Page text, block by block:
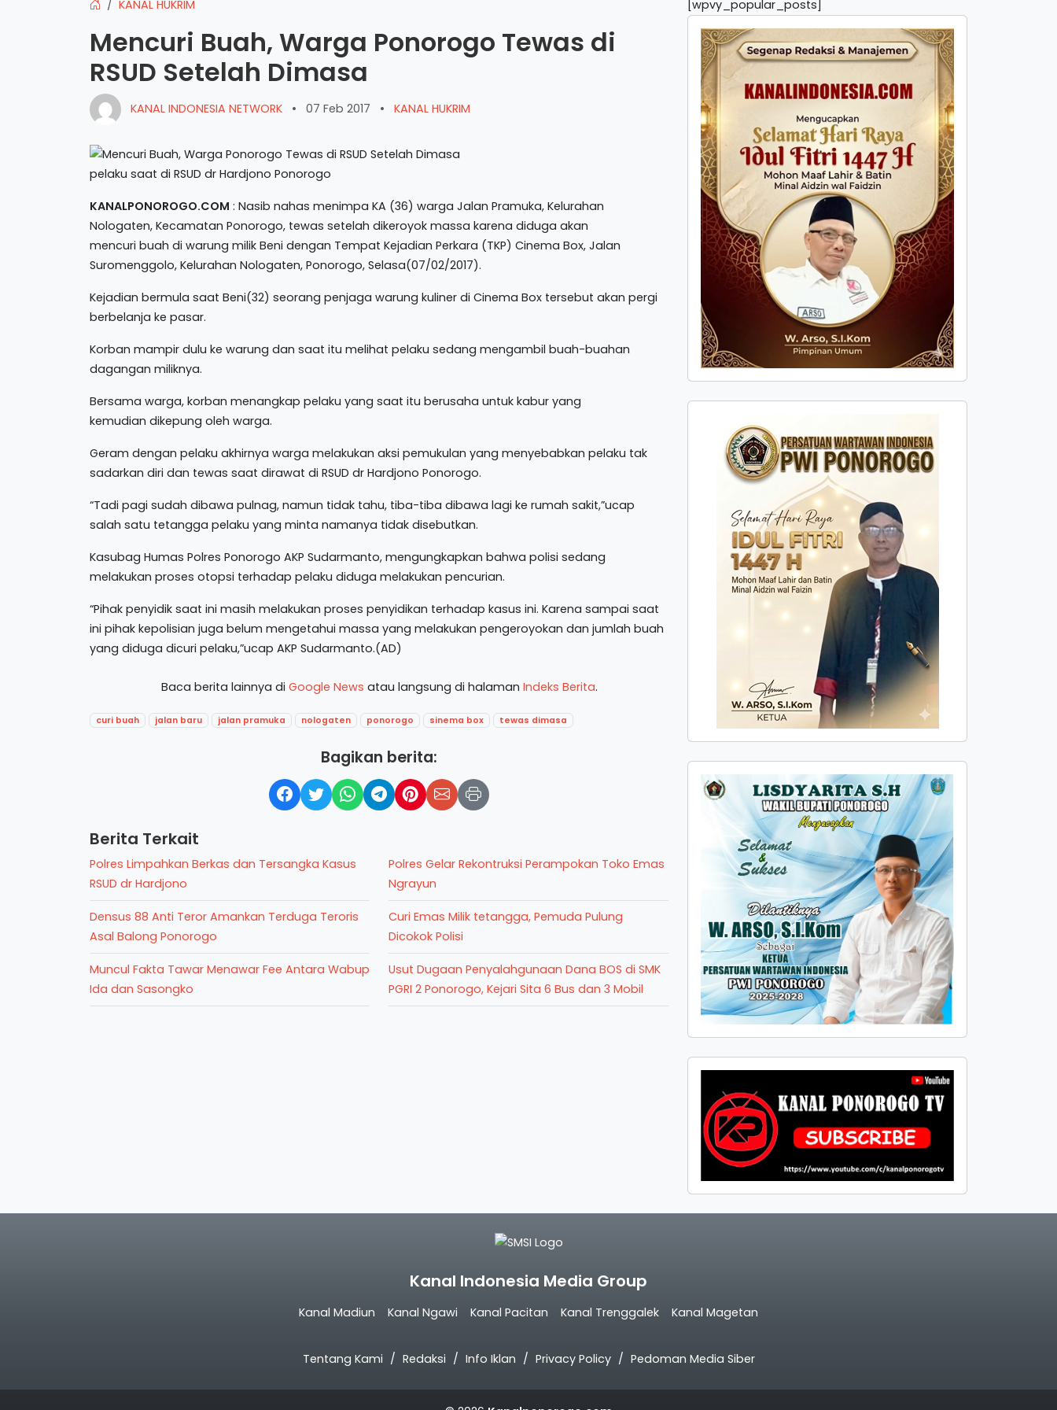
KANAL HUKRIM
Mencuri Buah, Warga Ponorogo Tewas di
RSUD Setelah Dimasa
KANAL INDONESIA NETWORK • 07 Feb 2017 • KANAL HUKRIM
pelaku saat di RSUD dr Hardjono Ponorogo
KANALPONOROGO.COM : Nasib nahas menimpa KA (36) warga Jalan Pramuka, Kelurahan
Nologaten, Kecamatan Ponorogo, tewas setelah dikeroyok massa karena diduga akan
mencuri buah di warung milik Beni dengan Tempat Kejadian Perkara (TKP) Cinema Box, Jalan
Suromenggolo, Kelurahan Nologaten, Ponorogo, Selasa(07/02/2017).
Kejadian bermula saat Beni(32) seorang penjaga warung kuliner di Cinema Box tersebut akan pergi
berbelanja ke pasar.
Korban mampir dulu ke warung dan saat itu melihat pelaku sedang mengambil buah-buahan
dagangan miliknya.
Bersama warga, korban menangkap pelaku yang saat itu berusaha untuk kabur yang
kemudian dikepung oleh warga.
Geram dengan pelaku akhirnya warga melakukan aksi pemukulan yang menyebabkan pelaku tak
sadarkan diri dan tewas saat dirawat di RSUD dr Hardjono Ponorogo.
“Tadi pagi sudah dibawa pulnag, namun tidak tahu, tiba-tiba dibawa lagi ke rumah sakit,”ucap
salah satu tetangga pelaku yang minta namanya tidak disebutkan.
Kasubag Humas Polres Ponorogo AKP Sudarmanto, mengungkapkan bahwa polisi sedang
melakukan proses otopsi terhadap pelaku diduga melakukan pencurian.
“Pihak penyidik saat ini masih melakukan proses penyidikan terhadap kasus ini. Karena sampai saat
ini pihak kepolisian juga belum mengetahui massa yang melakukan pengeroyokan dan jumlah buah
yang diduga dicuri pelaku,”ucap AKP Sudarmanto.(AD)
Baca berita lainnya di Google News atau langsung di halaman Indeks Berita.
curi buah jalan baru jalan pramuka nologaten ponorogo sinema box tewas dimasa
Bagikan berita:
Berita Terkait
Polres Limpahkan Berkas dan Tersangka Kasus
RSUD dr Hardjono
Densus 88 Anti Teror Amankan Terduga Teroris
Asal Balong Ponorogo
Muncul Fakta Tawar Menawar Fee Antara Wabup
Ida dan Sasongko
Polres Gelar Rekontruksi Perampokan Toko Emas
Ngrayun
Curi Emas Milik tetangga, Pemuda Pulung
Dicokok Polisi
Usut Dugaan Penyalahgunaan Dana BOS di SMK
PGRI 2 Ponorogo, Kejari Sita 6 Bus dan 3 Mobil
[wpvy_popular_posts]
Kanal Indonesia Media Group
Kanal Madiun Kanal Ngawi Kanal Pacitan Kanal Trenggalek Kanal Magetan
Tentang Kami Redaksi Info Iklan Privacy Policy Pedoman Media Siber